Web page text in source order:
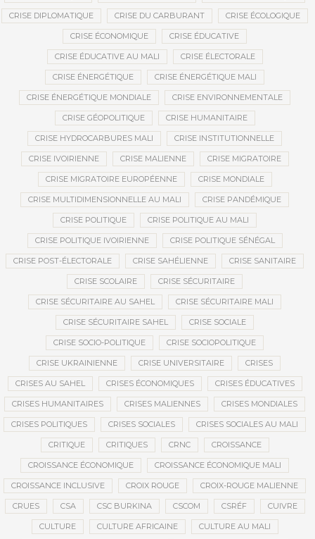
CRISE DIPLOMATIQUE CRISE DU CARBURANT CRISE ÉCOLOGIQUE
CRISE ÉCONOMIQUE CRISE ÉDUCATIVE
CRISE ÉDUCATIVE AU MALI CRISE ÉLECTORALE
CRISE ÉNERGÉTIQUE CRISE ÉNERGÉTIQUE MALI
CRISE ÉNERGÉTIQUE MONDIALE CRISE ENVIRONNEMENTALE
CRISE GÉOPOLITIQUE CRISE HUMANITAIRE
CRISE HYDROCARBURES MALI CRISE INSTITUTIONNELLE
CRISE IVOIRIENNE CRISE MALIENNE CRISE MIGRATOIRE
CRISE MIGRATOIRE EUROPÉENNE CRISE MONDIALE
CRISE MULTIDIMENSIONNELLE AU MALI CRISE PANDÉMIQUE
CRISE POLITIQUE CRISE POLITIQUE AU MALI
CRISE POLITIQUE IVOIRIENNE CRISE POLITIQUE SÉNÉGAL
CRISE POST-ÉLECTORALE CRISE SAHÉLIENNE CRISE SANITAIRE
CRISE SCOLAIRE CRISE SÉCURITAIRE
CRISE SÉCURITAIRE AU SAHEL CRISE SÉCURITAIRE MALI
CRISE SÉCURITAIRE SAHEL CRISE SOCIALE
CRISE SOCIO-POLITIQUE CRISE SOCIOPOLITIQUE
CRISE UKRAINIENNE CRISE UNIVERSITAIRE CRISES
CRISES AU SAHEL CRISES ÉCONOMIQUES CRISES ÉDUCATIVES
CRISES HUMANITAIRES CRISES MALIENNES CRISES MONDIALES
CRISES POLITIQUES CRISES SOCIALES CRISES SOCIALES AU MALI
CRITIQUE CRITIQUES CRNC CROISSANCE
CROISSANCE ÉCONOMIQUE CROISSANCE ÉCONOMIQUE MALI
CROISSANCE INCLUSIVE CROIX ROUGE CROIX-ROUGE MALIENNE
CRUES CSA CSC BURKINA CSCOM CSRÉF CUIVRE
CULTURE CULTURE AFRICAINE CULTURE AU MALI